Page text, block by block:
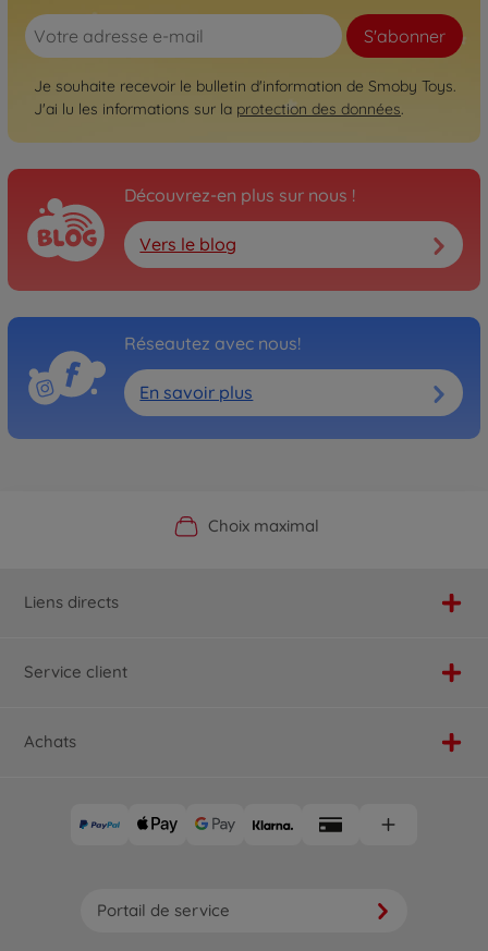
S'abonner
Je souhaite recevoir le bulletin d'information de Smoby Toys.
J'ai lu les informations sur la protection des données.
Découvrez-en plus sur nous !
Vers le blog
Réseautez avec nous!
En savoir plus
Boutique officielle du fabricant
Choix maximal
Service personnalisé
Livraison rapide
Liens directs
Service client
Achats
Portail de service